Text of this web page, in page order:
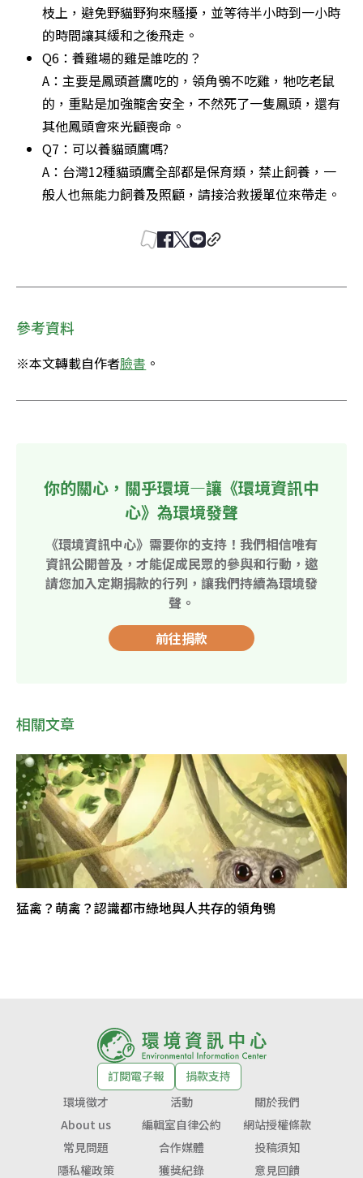
枝上，避免野貓野狗來騷擾，並等待半小時到一小時
的時間讓其緩和之後飛走。
Q6：養雞場的雞是誰吃的？
A：主要是鳳頭蒼鷹吃的，領角鴞不吃雞，牠吃老鼠
的，重點是加強籠舍安全，不然死了一隻鳳頭，還有
其他鳳頭會來光顧喪命。
Q7：可以養貓頭鷹嗎?
A：台灣12種貓頭鷹全部都是保育類，禁止飼養，一
般人也無能力飼養及照顧，請接洽救援單位來帶走。
參考資料
※本文轉載自作者臉書 。
你的關心，關乎環境—讓《環境資訊中
心》為環境發聲
《環境資訊中心》需要你的支持！我們相信唯有
資訊公開普及，才能促成民眾的參與和行動，邀
請您加入定期捐款的行列，讓我們持續為環境發
聲。
前往捐款
相關文章
猛禽？萌禽？認識都市綠地與人共存的領角鴞
訂閱電子報
捐款支持
環境徵才
活動
關於我們
About us
編輯室自律公約
網站授權條款
常見問題
合作媒體
投稿須知
隱私權政策
獲獎紀錄 意見回饋